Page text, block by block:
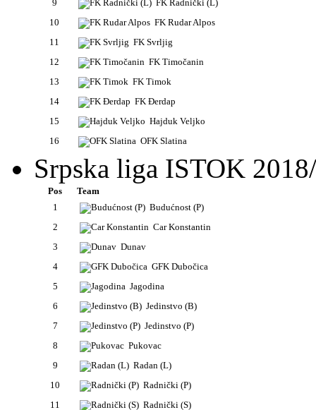
9
FK Radnički (L)
10
FK Rudar Alpos
11
FK Svrljig
12
FK Timočanin
13
FK Timok
14
FK Đerdap
15
Hajduk Veljko
16
OFK Slatina
Srpska liga ISTOK
Pos
Team
1
Budućnost (P)
2
Car Konstantin
3
Dunav
4
GFK Dubočica
5
Jagodina
6
Jedinstvo (B)
7
Jedinstvo (P)
8
Pukovac
9
Radan (L)
10
Radnički (P)
11
Radnički (S)